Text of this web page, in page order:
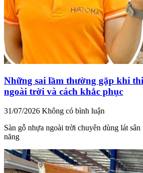
Những sai lầm thường gặp khi
ngoài trời và cách khắc phục
31/07/2026 Không có bình luận
Sàn gỗ nhựa ngoài trời chuyên dùng lát
năng